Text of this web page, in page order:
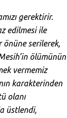
gerektirir.
edilmesi ile
serilerek,
ölümünün
vermemiz
karakterinden
olanı
üstlendi,